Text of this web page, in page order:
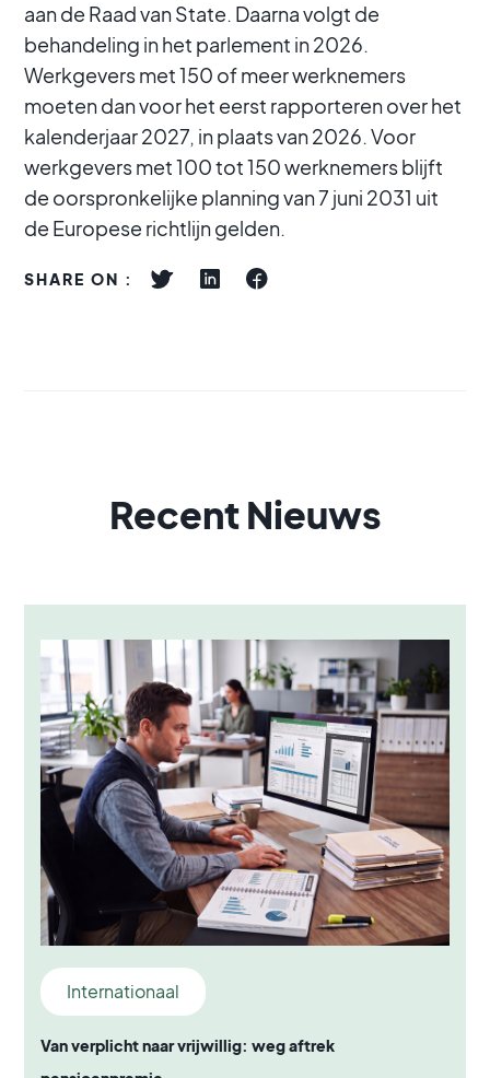
aan de Raad van State. Daarna volgt de
behandeling in het parlement in 2026.
Werkgevers met 150 of meer werknemers
moeten dan voor het eerst rapporteren over het
kalenderjaar 2027, in plaats van 2026. Voor
werkgevers met 100 tot 150 werknemers blijft
de oorspronkelijke planning van 7 juni 2031 uit
de Europese richtlijn gelden.
SHARE ON :
Recent Nieuws
Internationaal
Van verplicht naar vrijwillig: weg aftrek